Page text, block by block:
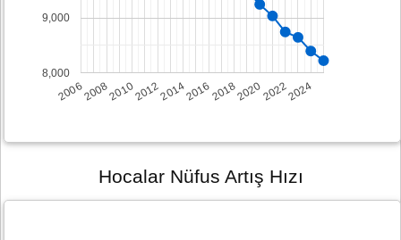
2006200820102012201420162018202020222024
8,000
9,000
Hocalar Nüfus Artış Hızı